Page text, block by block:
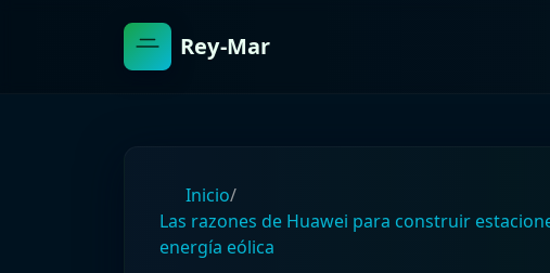
Rey-Mar
Inicio/
Las razones de Huawei para construir
energía eólica